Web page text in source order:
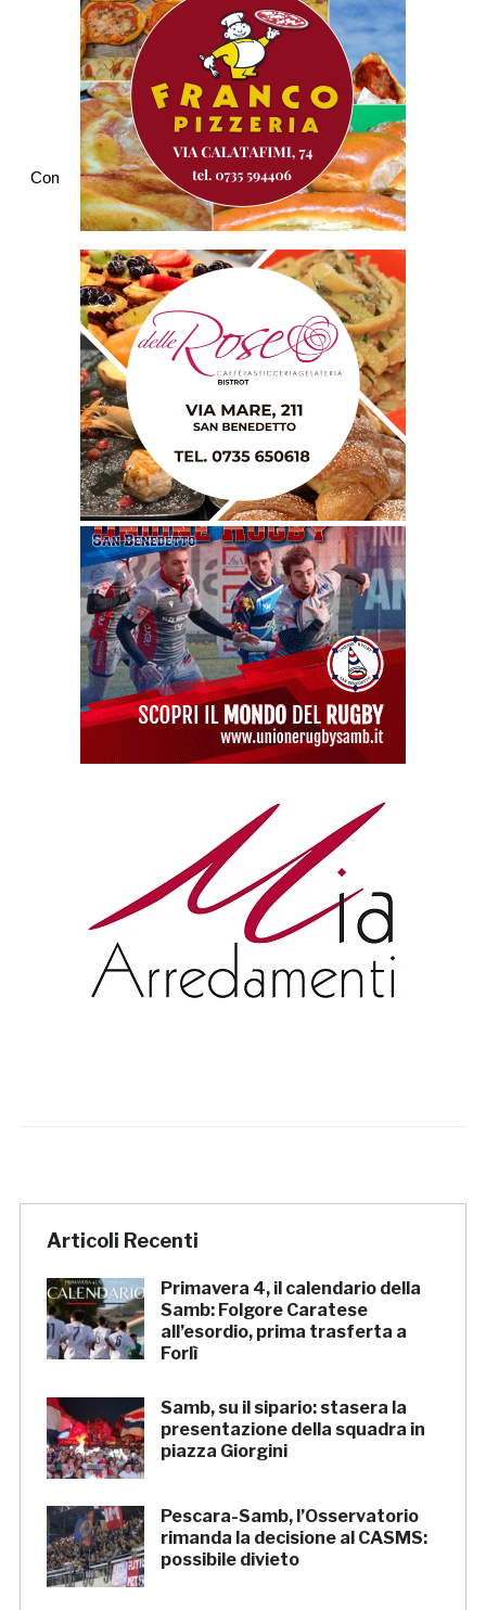
Commenti
Articoli Recenti
Primavera 4, il calendario della
Samb: Folgore Caratese
all’esordio, prima trasferta a
Forlì
Samb, su il sipario: stasera la
presentazione della squadra in
piazza Giorgini
Pescara-Samb, l’Osservatorio
rimanda la decisione al CASMS:
possibile divieto